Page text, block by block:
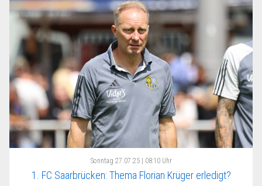
Sonntag 27.07.25 | 08:10 Uhr
1. FC Saarbrücken: Thema Florian Krüger erledigt?